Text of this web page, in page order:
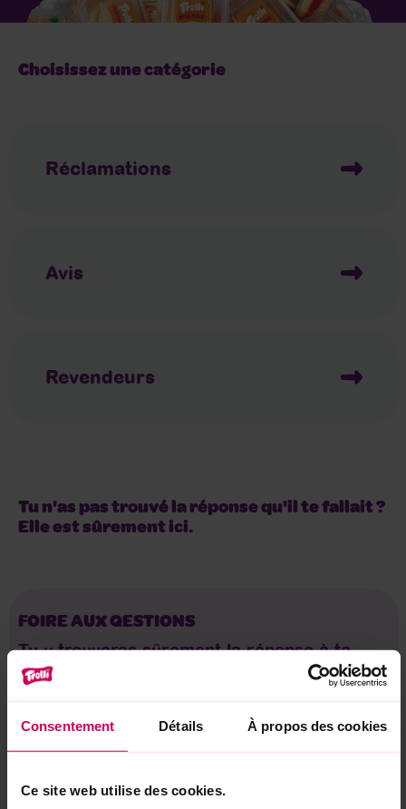
Consentement Détails À propos des cookies
Ce site web utilise des cookies.
Choisissez une catégorie
Réclamations
Avis
Revendeurs
Tu n'as pas trouvé la réponse qu'il te fallait ?
Elle est sûrement ici.
FOIRE AUX QESTIONS
Tu y trouveras sûrement la réponse à ta
question !